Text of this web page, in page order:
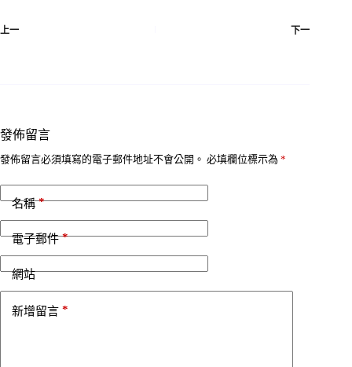
上一 下一
發佈留言
發佈留言必須填寫的電子郵件地址不會公開。 必填欄位標示為 *
名稱*
電子郵件*
網站
新增留言 *